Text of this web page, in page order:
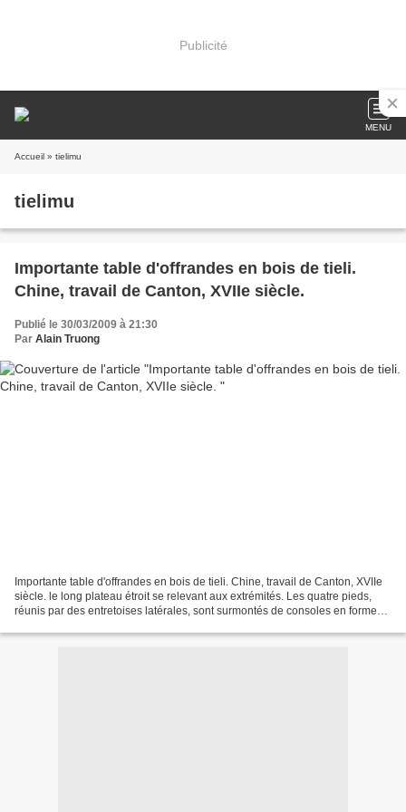
Publicité
MENU
Accueil » tielimu
tielimu
Importante table d'offrandes en bois de tieli.
Chine, travail de Canton, XVIIe siècle.
Publié le 30/03/2009 à 21:30
Par Alain Truong
Importante table d'offrandes en bois de tieli. Chine, travail de Canton, XVIIe
siècle. le long plateau étroit se relevant aux extrémités. Les quatre pieds,
réunis par des entretoises latérales, sont surmontés de consoles en forme